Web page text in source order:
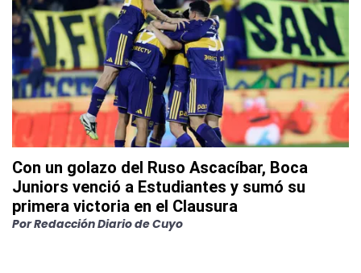
Con un golazo del Ruso Ascacíbar, Boca
Juniors venció a Estudiantes y sumó su
primera victoria en el Clausura
PorRedacción Diario de Cuyo